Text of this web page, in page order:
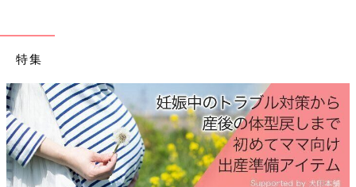
ともなると、両家のおじいちゃんおばあちゃんからもプレゼント
が贈られる家庭もあるのではないでしょうか。あれが欲しいけど
聞こえてきそうですね。祖父母からの申し出があった場合は、欲
しいものを素直におねだりしたり、商品券をいただいて必要なも
のを買ったりと、上手に祖父母の期待にこたえる先輩ママの声も
ありました。1歳前後の赤ちゃんの中には、よちよちと歩き始め
る子も増え、体を動かすことを喜ぶ子もいるようです。もらって
良かったものとしては、ジャングルジムや手押し車、ファースト
特集